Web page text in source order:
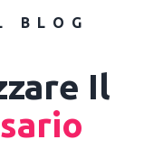
BLOG
Il